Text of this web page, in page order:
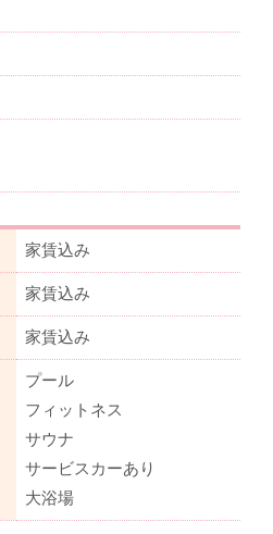
家賃込み
家賃込み
家賃込み
プール
フィットネス
サウナ
サービスカーあり
大浴場